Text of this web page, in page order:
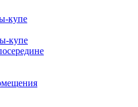
купе
купе